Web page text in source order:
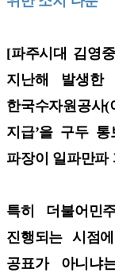
[파주시대 김영
지난해 발생한
한국수자원공사
지급’을 구두
파장이 일파만파
특히 더불어민
진행되는 시점
공표가 아니냐